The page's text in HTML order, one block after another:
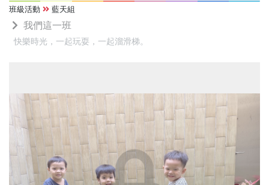
班級活動 藍天組
我們這一班
快樂時光，一起玩耍，一起溜滑梯。